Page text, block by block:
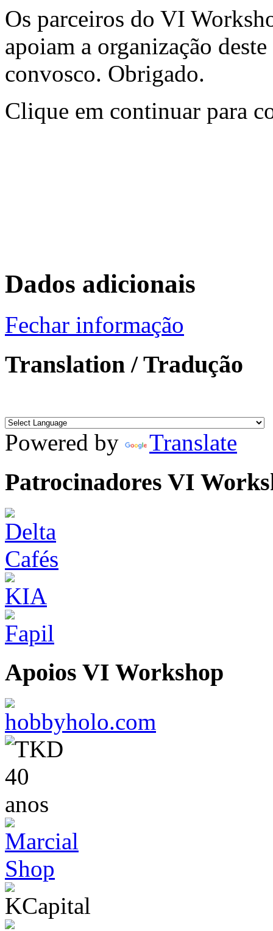
Os parceiros do VI
apoiam a organização
convosco. Obrigado.
Clique em continuar para
Dados adicionais
Fechar informação
Translation / Tradução
Powered by Translate
Patrocinadores VI
Apoios VI Workshop